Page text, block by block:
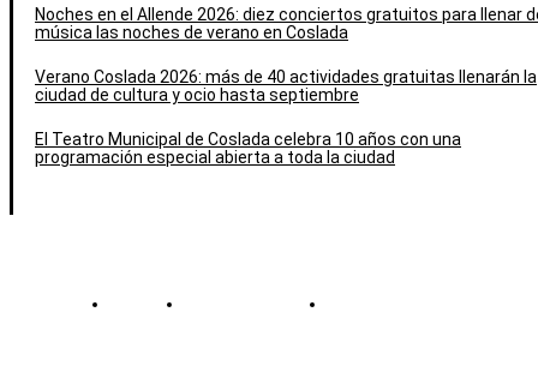
Noches en el Allende 2026: diez conciertos gratuitos para llenar
música las noches de verano en Coslada
Verano Coslada 2026: más de 40 actividades gratuitas llenarán la
ciudad de cultura y ocio hasta septiembre
El Teatro Municipal de Coslada celebra 10 años con una
programación especial abierta a toda la ciudad
Contacto Política de cookies